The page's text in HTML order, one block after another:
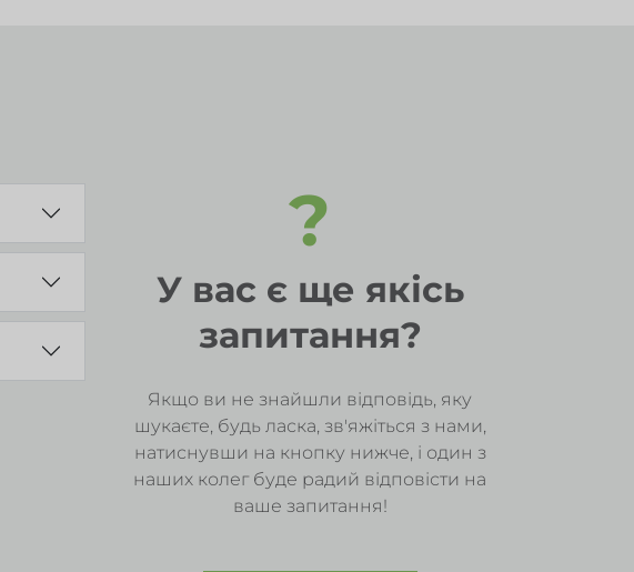
?
У вас є ще якісь
запитання?
Якщо ви не знайшли відповідь, яку
шукаєте, будь ласка, зв'яжіться з нами,
натиснувши на кнопку нижче, і один з
наших колег буде радий відповісти на
ваше запитання!